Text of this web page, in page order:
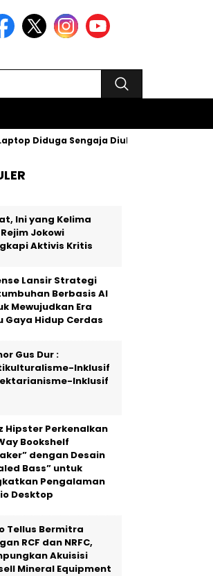
Diduga Sengaja Diubah Paksa
Ini yang Kelima
Jokowi
Aktivis Kritis
Lansir Strategi
Berbasis AI
Mewujudkan Era
Gaya Hidup Cerdas
Gus Dur :
Inklusif
Inklusif
Hipster Perkenalkan
Bookshelf
dengan Desain
Bass” untuk
Pengalaman
Desktop
Tellus Bermitra
RCF dan NRFC,
Akuisisi
Mineral Equipment